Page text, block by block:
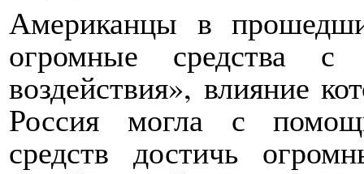
Американцы в
огромные средства
воздействия», влияние
Россия могла с
средств достичь